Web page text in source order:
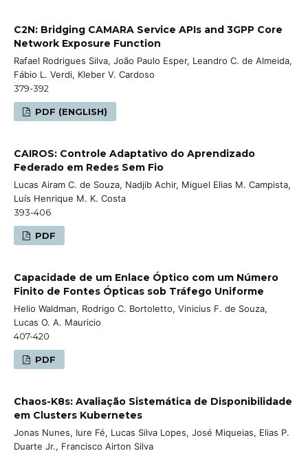
C2N: Bridging CAMARA Service APIs and 3GPP Core
Network Exposure Function
Rafael Rodrigues Silva, João Paulo Esper, Leandro C. de Almeida,
Fábio L. Verdi, Kleber V. Cardoso
379-392
PDF (ENGLISH)
CAIROS: Controle Adaptativo do Aprendizado
Federado em Redes Sem Fio
Lucas Airam C. de Souza, Nadjib Achir, Miguel Elias M. Campista,
Luís Henrique M. K. Costa
393-406
PDF
Capacidade de um Enlace Óptico com um Número
Finito de Fontes Ópticas sob Tráfego Uniforme
Helio Waldman, Rodrigo C. Bortoletto, Vinicius F. de Souza,
Lucas O. A. Mauricio
407-420
PDF
Chaos-K8s: Avaliação Sistemática de Disponibilidade
em Clusters Kubernetes
Jonas Nunes, Iure Fé, Lucas Silva Lopes, José Miqueias, Elias P.
Duarte Jr., Francisco Airton Silva